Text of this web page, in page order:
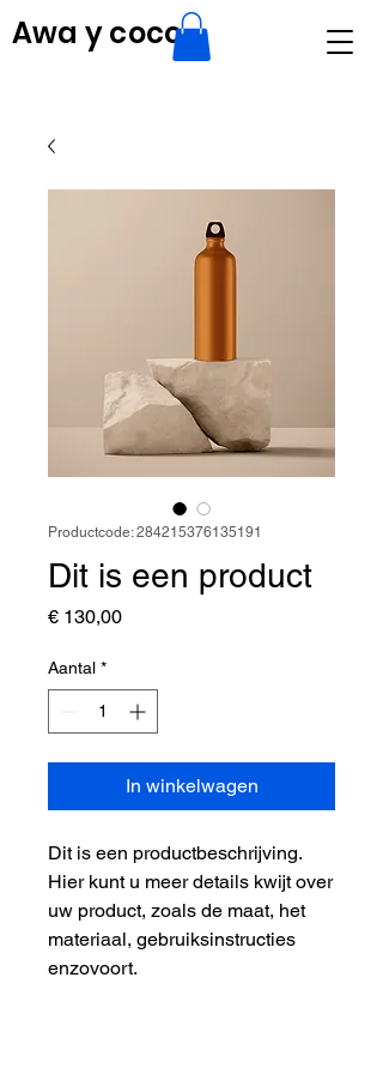
Awa y coco
Productcode: 284215376135191
Dit is een product
€ 130,00Prijs
Aantal *
In winkelwagen
Dit is een productbeschrijving.
Hier kunt u meer details kwijt over
uw product, zoals de maat, het
materiaal, gebruiksinstructies
enzovoort.